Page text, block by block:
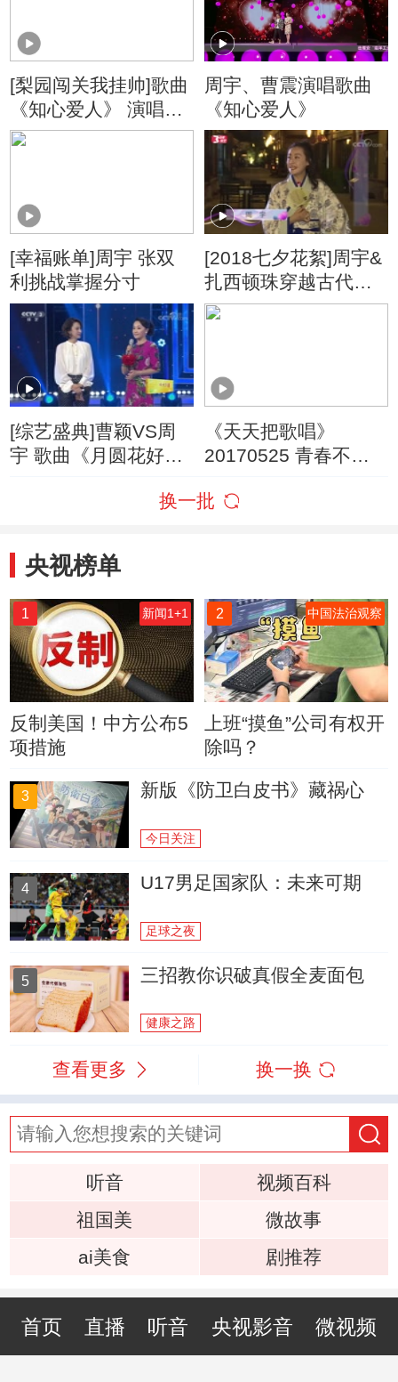
[梨园闯关我挂帅]歌曲
《知心爱人》 演唱：
曹震 周宇
周宇、曹震演唱歌曲
《知心爱人》
[幸福账单]周宇 张双
利挑战掌握分寸
[2018七夕花絮]周宇&
扎西顿珠穿越古代上
演“三生三世”
[综艺盛典]曹颖VS周
宇 歌曲《月圆花好》
《天天把歌唱》
20170525 青春不老
（下）
换一批
央视榜单
1 新闻1+1
反制美国！中方公布5
项措施
2 中国法治观察
上班“摸鱼”公司有权开
除吗？
3 新版《防卫白皮书》藏祸心
今日关注
4 U17男足国家队：未来可期
足球之夜
5 三招教你识破真假全麦面包
健康之路
查看更多 换一换
听音
视频百科
祖国美
微故事
ai美食
剧推荐
首页 直播 听音 央视影音 微视频